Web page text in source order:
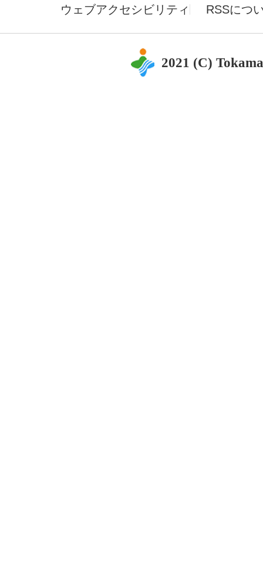
ウェブアクセシビリティ RSSにつ
2021 (C)